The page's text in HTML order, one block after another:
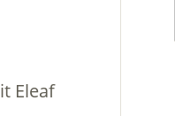
Eleaf